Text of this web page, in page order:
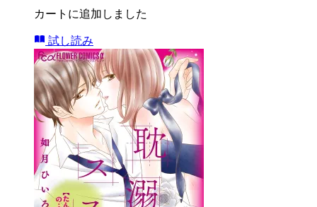
カートに追加しました
試し読み